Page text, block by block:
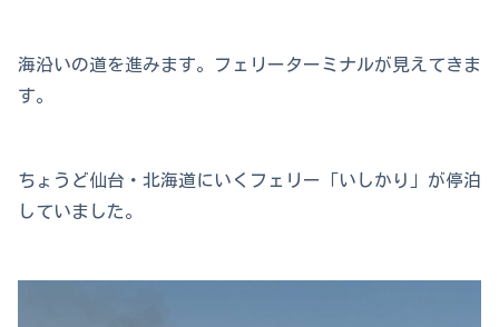
海沿いの道を進みます。フェリーターミナルが見えてきま
す。
ちょうど仙台・北海道にいくフェリー「いしかり」が停泊
していました。